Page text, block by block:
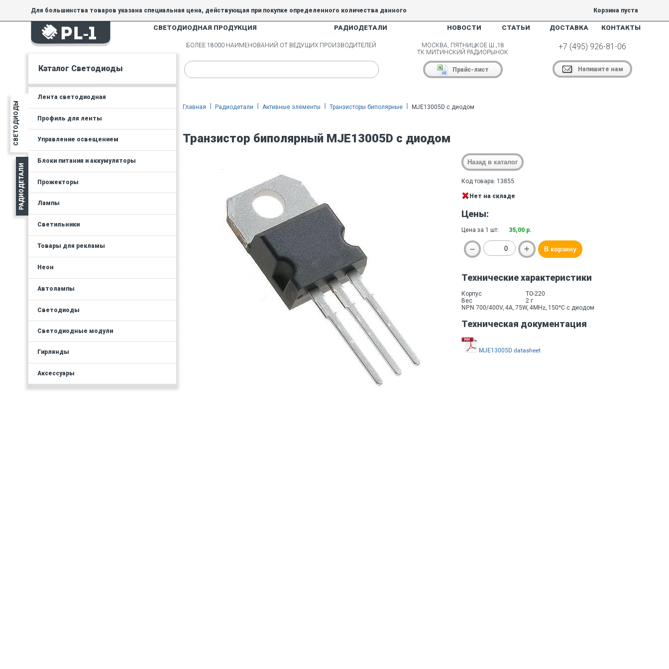
Для большинства товаров указана специальная цена, действующая при покупке определенного количества данного
товара.
На товары, купленные по специальной цене, общие скидки 5% и 10% не действуют.
Корзина пуста
СВЕТОДИОДНАЯ ПРОДУКЦИЯ РАДИОДЕТАЛИ НОВОСТИ СТАТЬИ ДОСТАВКА КОНТАКТЫ
СВЕТОДИОДЫ
РАДИОДЕТАЛИ
Каталог Светодиоды
Лента светодиодная
Профиль для ленты
Управление освещением
Блоки питания и аккумуляторы
Прожекторы
Лампы
Светильники
Товары для рекламы
Неон
Автолампы
Светодиоды
Светодиодные модули
Гирлянды
Аксессуары
БОЛЕЕ 18000 НАИМЕНОВАНИЙ ОТ ВЕДУЩИХ ПРОИЗВОДИТЕЛЕЙ
МОСКВА, ПЯТНИЦКОЕ Ш.,18
ТК МИТИНСКИЙ РАДИОРЫНОК
Прайс-лист
+7 (495) 926-81-06
Напишите нам
Главная Радиодетали Активные элементы Транзисторы биполярные MJE13005D с диодом
Транзистор биполярный MJE13005D с диодом
Код товара: 13855
Нет на складе
Цены:
Цена за 1 шт: 35,00 р.
Технические характеристики
Корпус
TO-220
Вес
2 г
NPN 700/400V, 4A, 75W, 4MHz, 150*C с диодом
Техническая документация
MJE13005D datasheet